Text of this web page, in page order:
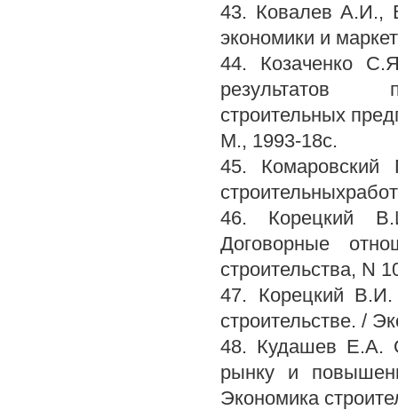
43. Ковалев А.И.,
экономики и
44. Козаченко
результатов
строительных
М., 1993-18с.
45. Комаровский
46. Корецкий
Договорные
строительства, N
47. Корецкий
строительстве. /
48. Кудашев Е.А.
рынку и
Экономика